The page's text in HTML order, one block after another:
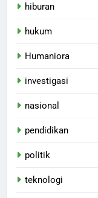
hiburan
hukum
Humaniora
investigasi
nasional
pendidikan
politik
teknologi